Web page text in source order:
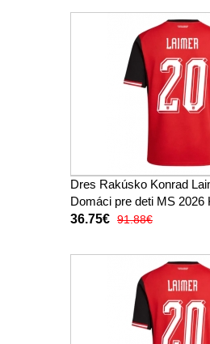
Dres Rakúsko Konrad
Domáci pre deti MS 2026
(+ trenírky)
36.75€ 91.88€